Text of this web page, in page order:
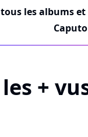
les albums
Caputo
+